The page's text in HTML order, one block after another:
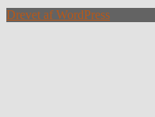
Drevet af WordPress